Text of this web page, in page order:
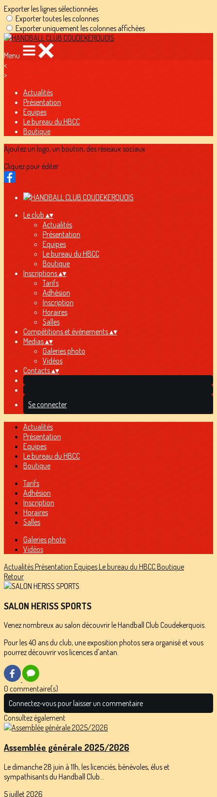
Exporter les lignes sélectionnées
Exporter toutes les colonnes
Exporter uniquement les colonnes affichées
Menu
<
>
Actualités
Présentation
Equipes
Le bureau du HBCC
Boutique
Ajoutez un logo, un bouton, des réseaux sociaux
Cliquez pour éditer
Le club ▴▾
Actualités
Présentation
Equipes
Le bureau du HBCC
Boutique
Inscriptions▴▾
Tarifs
Adhésion
Inscription
Horaires
Salles
Compétitions et évènements▴▾
Medias▴▾
Galeries photo
Vidéos
Contacts▴▾
Se connecter
Actualités
Présentation
Equipes
Le bureau du HBCC
Boutique
Tarifs
Adhésion
Inscription
Horaires
Salles
Galeries photo
Vidéos
ActualitésPrésentation EquipesLe bureau du HBCCBoutique
Retour
SALON HERISS SPORTS
Venez nombreux au salon découvrir le Handball Club Coudekerquois.
Pour les 40 ans du club, une exposition photos sera organisé et vous
pourrez découvrir vos licences d'antan.
0 commentaire(s)
Connectez-vous pour laisser un commentaire
Consultez également
Assemblée générale 2025/2026
Le dimanche 28 juin à 11h, les licenciés, bénévoles, élus et
sympathisants du Handball Club...
5 juillet 2026